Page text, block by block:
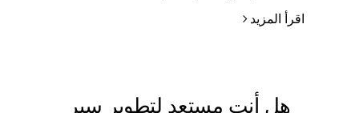
اقرأ المزيد
هل أنت مستعد لتطوير سير